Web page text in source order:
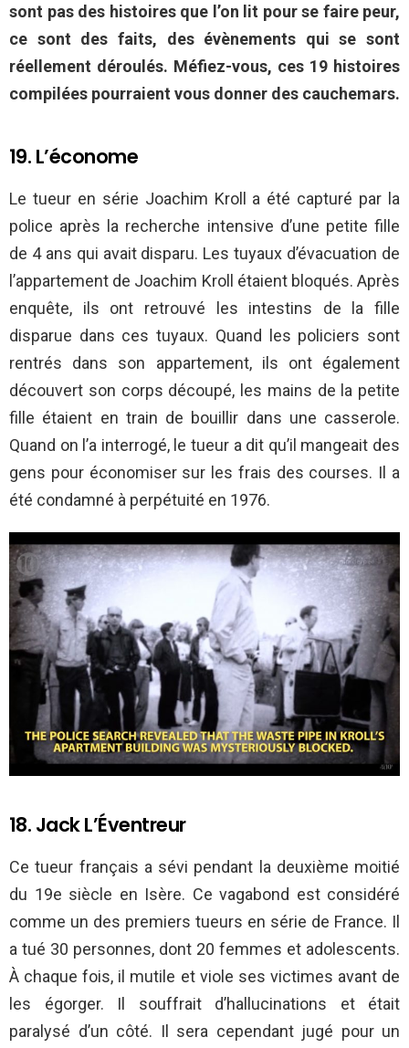
sont pas des histoires que l’on lit pour se faire peur,
ce sont des faits, des évènements qui se sont
réellement déroulés. Méfiez-vous, ces 19 histoires
compilées pourraient vous donner des cauchemars.
19. L’économe
Le tueur en série Joachim Kroll a été capturé par la
police après la recherche intensive d’une petite fille
de 4 ans qui avait disparu. Les tuyaux d’évacuation de
l’appartement de Joachim Kroll étaient bloqués. Après
enquête, ils ont retrouvé les intestins de la fille
disparue dans ces tuyaux. Quand les policiers sont
rentrés dans son appartement, ils ont également
découvert son corps découpé, les mains de la petite
fille étaient en train de bouillir dans une casserole.
Quand on l’a interrogé, le tueur a dit qu’il mangeait des
gens pour économiser sur les frais des courses. Il a
été condamné à perpétuité en 1976.
18. Jack L’Éventreur
Ce tueur français a sévi pendant la deuxième moitié
du 19e siècle en Isère. Ce vagabond est considéré
comme un des premiers tueurs en série de France. Il
a tué 30 personnes, dont 20 femmes et adolescents.
À chaque fois, il mutile et viole ses victimes avant de
les égorger. Il souffrait d’hallucinations et était
paralysé d’un côté. Il sera cependant jugé pour un